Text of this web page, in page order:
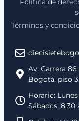
Política de
Términos y
Av. Carrera
Bogotá, piso
Horario:
Sábados: 8:30